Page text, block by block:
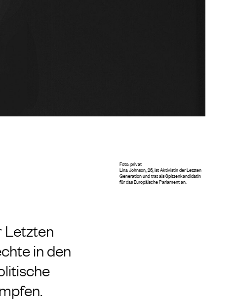
Letzten
in den
Foto: privat
Lina Johnson, 26, ist Aktivistin der Letzten
Generation und trat als Spitzenkandidatin
für das Europäische Parlament an.